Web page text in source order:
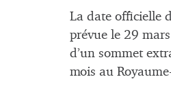
La date officielle
prévue le 29
d’un sommet
mois au